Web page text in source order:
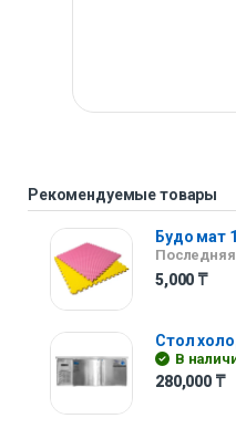
Рекомендуемые товары
Будо мат
5,000 ₸
Стол
В
280,000 ₸